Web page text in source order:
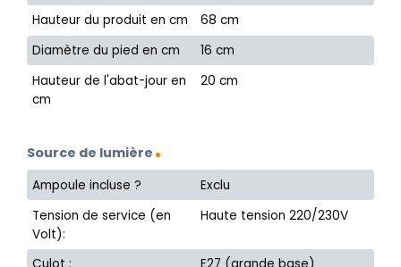
Hauteur du produit en cm
68 cm
Diamètre du pied en cm
16 cm
Hauteur de l'abat-jour en
cm
20 cm
Source de lumière
Ampoule incluse ?
Exclu
Tension de service (en
Volt):
Haute tension 220/230V